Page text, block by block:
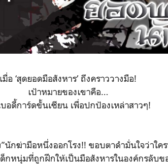
เมื่อ ‘สุดยอดมือสังหาร’ ถึงคราววางมือ!
เป้าหมายของเขาคือ...
อดี้การ์ดขั้นเซียน เพื่อปกป้องเหล่าสาวๆ!
นักฆ่ามือหนึ่งออกโรง!! ขอบตาดำมั่นใจว่าใ
ด็กหนุ่มที่ถูกฝึกให้เป็นมือสังหารในองค์กรลับข